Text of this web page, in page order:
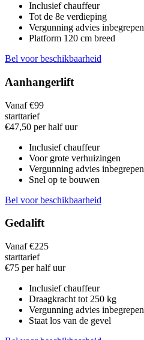
Inclusief chauffeur
Tot de 8e verdieping
Vergunning advies inbegrepen
Platform 120 cm breed
Bel voor beschikbaarheid
Aanhangerlift
Vanaf €99
starttarief
€47,50 per half uur
Inclusief chauffeur
Voor grote verhuizingen
Vergunning advies inbegrepen
Snel op te bouwen
Bel voor beschikbaarheid
Gedalift
Vanaf €225
starttarief
€75 per half uur
Inclusief chauffeur
Draagkracht tot 250 kg
Vergunning advies inbegrepen
Staat los van de gevel